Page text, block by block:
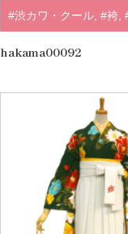
#渋カワ・クール #袴
紺・水色,#ミモア
hakama00092